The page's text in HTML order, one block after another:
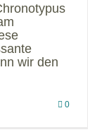
wir den
0